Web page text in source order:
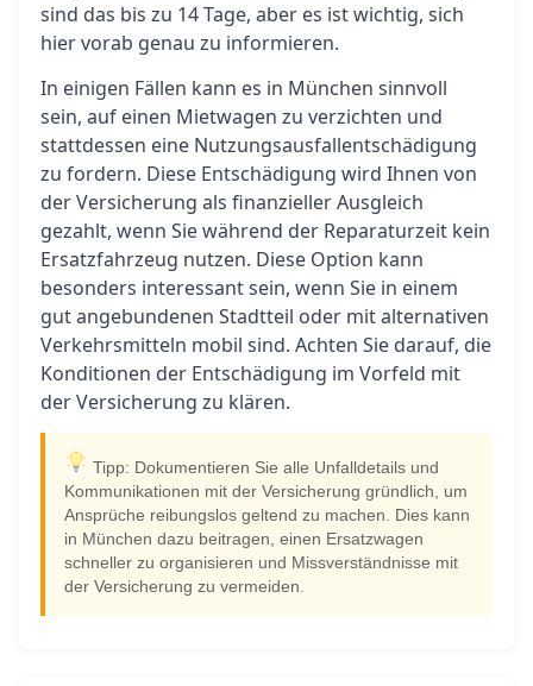
sind das bis zu 14 Tage, aber es ist wichtig, sich
hier vorab genau zu informieren.
In einigen Fällen kann es in München sinnvoll
sein, auf einen Mietwagen zu verzichten und
stattdessen eine Nutzungsausfallentschädigung
zu fordern. Diese Entschädigung wird Ihnen von
der Versicherung als finanzieller Ausgleich
gezahlt, wenn Sie während der Reparaturzeit kein
Ersatzfahrzeug nutzen. Diese Option kann
besonders interessant sein, wenn Sie in einem
gut angebundenen Stadtteil oder mit alternativen
Verkehrsmitteln mobil sind. Achten Sie darauf, die
Konditionen der Entschädigung im Vorfeld mit
der Versicherung zu klären.
Tipp: Dokumentieren Sie alle Unfalldetails und
Kommunikationen mit der Versicherung gründlich, um
Ansprüche reibungslos geltend zu machen. Dies kann
in München dazu beitragen, einen Ersatzwagen
schneller zu organisieren und Missverständnisse mit
der Versicherung zu vermeiden.